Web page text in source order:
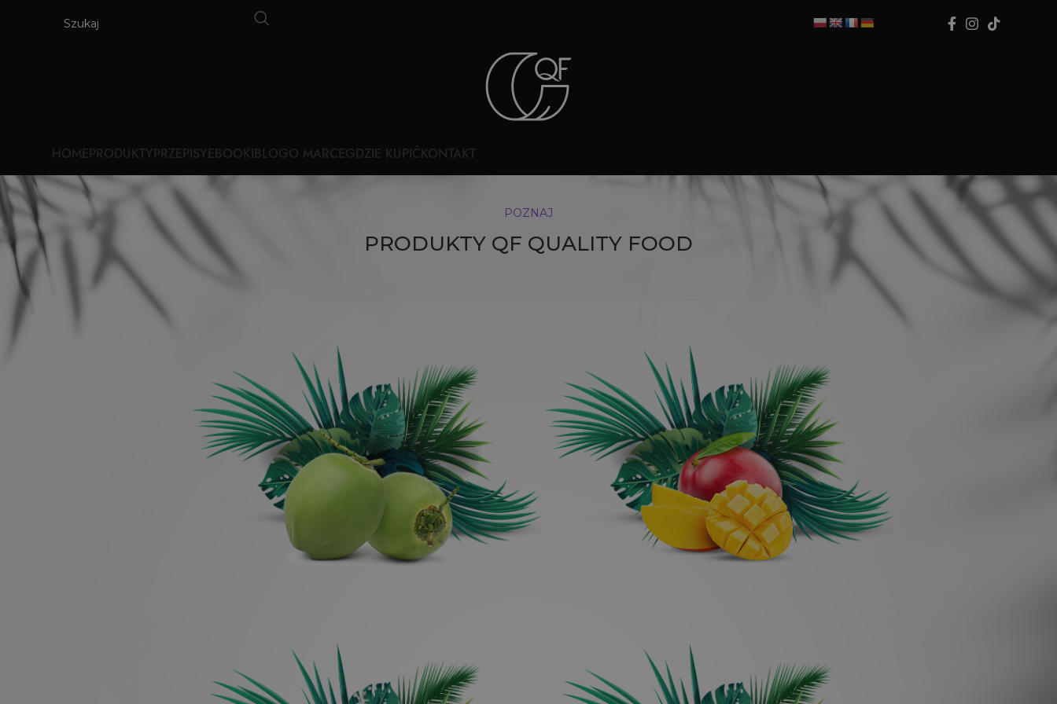
HOMEPRODUKTYPRZEPISYEBOOKIBLOGO MARCEGDZIE KUPIĆKONTAKT
POZNAJ
PRODUKTY QF QUALITY FOOD